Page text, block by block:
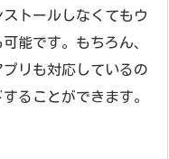
トールしなくてもウ
能です。もちろん、
リも対応しているの
ることができます。